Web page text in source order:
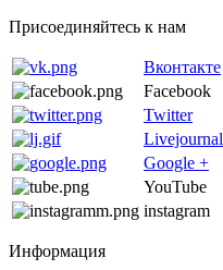
Присоединяйтесь к нам
Вконтакте
Facebook
Twitter
Livejournal
Google +
YouTube
instagram
Информация